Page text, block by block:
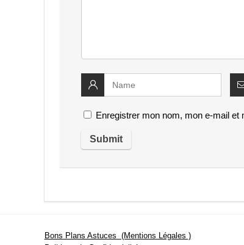
Enregistrer mon nom, mon e-mail et
Bons Plans Astuces (Mentions Légales )